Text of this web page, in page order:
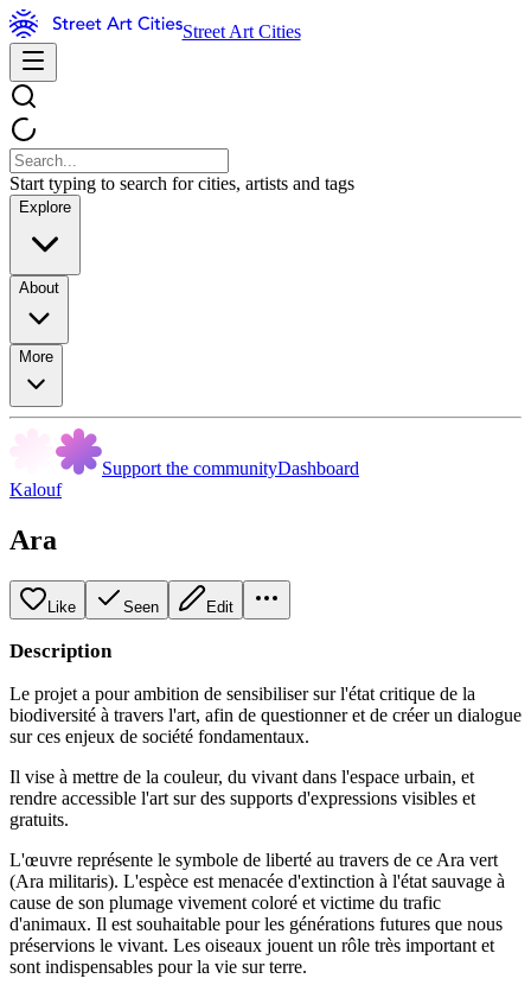
Street Art Cities
Start typing to search for cities, artists and tags
Explore
About
More
Support the communityDashboard
Kalouf
Ara
Like Seen Edit
Description
Le projet a pour ambition de sensibiliser sur l'état critique de la
biodiversité à travers l'art, afin de questionner et de créer un dialogue
sur ces enjeux de société fondamentaux.
Il vise à mettre de la couleur, du vivant dans l'espace urbain, et
rendre accessible l'art sur des supports d'expressions visibles et
gratuits.
L'œuvre représente le symbole de liberté au travers de ce Ara vert
(Ara militaris). L'espèce est menacée d'extinction à l'état sauvage à
cause de son plumage vivement coloré et victime du trafic
d'animaux. Il est souhaitable pour les générations futures que nous
préservions le vivant. Les oiseaux jouent un rôle très important et
sont indispensables pour la vie sur terre.